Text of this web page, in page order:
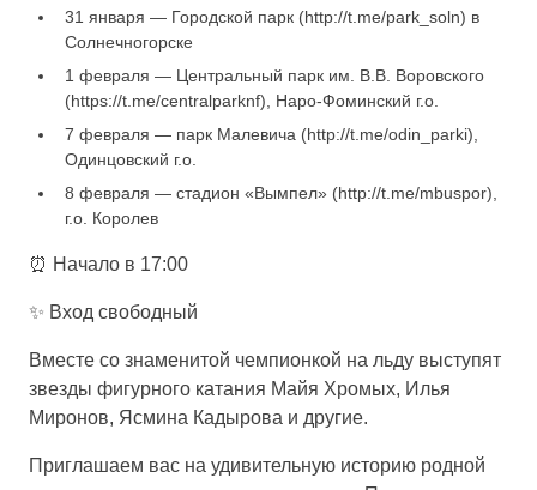
31 января — Городской парк (http://t.me/park_soln) в
Солнечногорске
1 февраля — Центральный парк им. В.В. Воровского
(https://t.me/centralparknf), Наро-Фоминский г.о.
7 февраля — парк Малевича (http://t.me/odin_parki),
Одинцовский г.о.
8 февраля — стадион «Вымпел» (http://t.me/mbuspor),
г.о. Королев
⏰ Начало в 17:00
✨ Вход свободный
Вместе со знаменитой чемпионкой на льду выступят
звезды фигурного катания Майя Хромых, Илья
Миронов, Ясмина Кадырова и другие.
Приглашаем вас на удивительную историю родной